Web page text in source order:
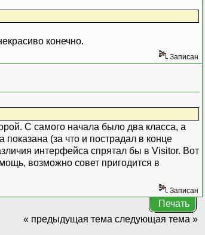
конечно.
Записан
С самого начала было два класса, а
показана (за что и пострадал в конце
интерфейса спрятал бы в Visitor. Вот
возможно совет пригодится в
Записан
Печать
« предыдущая тема следующая тема »